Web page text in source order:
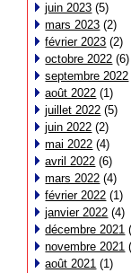
juin 2023 (5)
mars 2023 (2)
février 2023 (2)
octobre 2022 (6)
septembre 2022
août 2022 (1)
juillet 2022 (5)
juin 2022 (2)
mai 2022 (4)
avril 2022 (6)
mars 2022 (4)
février 2022 (1)
janvier 2022 (4)
décembre 2021
novembre 2021
août 2021 (1)